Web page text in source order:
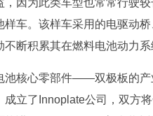
，因为此类车型也常常行驶
车。该样车采用的电驱动
断积累其在燃料电池动力系
池核心零部件——双极板的
立了Innoplate公司，双方